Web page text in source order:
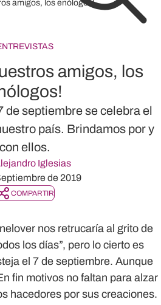
amigos, los enólogos!
amigos, los
de septiembre se celebra el
país. Brindamos por y
con ellos.
Iglesias
de 2019
COMPARTIR
nos retrucaría al grito de
los días”, pero lo cierto es
el 7 de septiembre. Aunque
fin motivos no faltan para alzar
hacedores por sus creaciones.